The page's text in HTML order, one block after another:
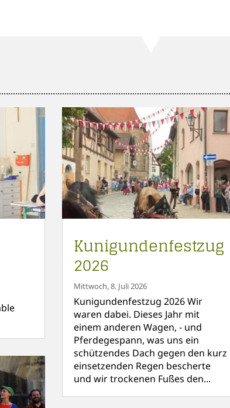
Kunigundenfestzug
2026
Mittwoch, 8. Juli 2026
Kunigundenfestzug 2026 Wir
waren dabei. Dieses Jahr mit
einem anderen Wagen, - und
Pferdegespann, was uns ein
schützendes Dach gegen den kurz
einsetzenden Regen bescherte
und wir trockenen Fußes den...